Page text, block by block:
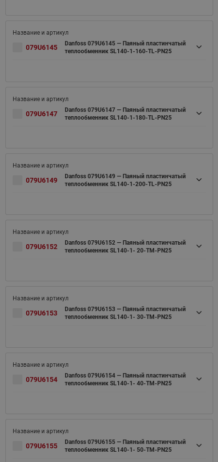
079U6145
Danfoss 079U6145 — Паяный пластинчатый
теплообменник SL140-1-160-TL-PN25
079U6147
Danfoss 079U6147 — Паяный пластинчатый
теплообменник SL140-1-180-TL-PN25
079U6149
Danfoss 079U6149 — Паяный пластинчатый
теплообменник SL140-1-200-TL-PN25
079U6152
Danfoss 079U6152 — Паяный пластинчатый
теплообменник SL140-1- 20-TM-PN25
079U6153
Danfoss 079U6153 — Паяный пластинчатый
теплообменник SL140-1- 30-TM-PN25
079U6154
Danfoss 079U6154 — Паяный пластинчатый
теплообменник SL140-1- 40-TM-PN25
079U6155
Danfoss 079U6155 — Паяный пластинчатый
теплообменник SL140-1- 50-TM-PN25